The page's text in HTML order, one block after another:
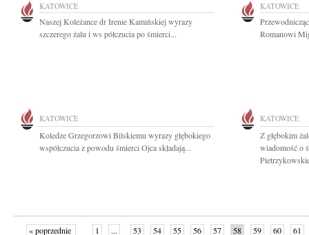
KATOWICE
Naszej Koleżance dr Irenie Kamińskiej wyrazy
szczerego żalu i ws półczucia po śmierci...
KATOWICE
Romanowi
KATOWICE
Koledze Grzegorzowi Bilskiemu wyrazy głębokiego
współczucia z powodu śmierci Ojca składają...
KATOWICE
Z głębokim
wiadomość o
« poprzednie 1 ... 53 54 55 56 57 58 59 60 61